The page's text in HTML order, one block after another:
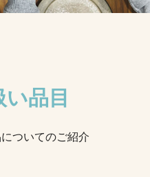
品目
ついてのご紹介